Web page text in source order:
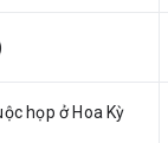
họp ở Hoa Kỳ